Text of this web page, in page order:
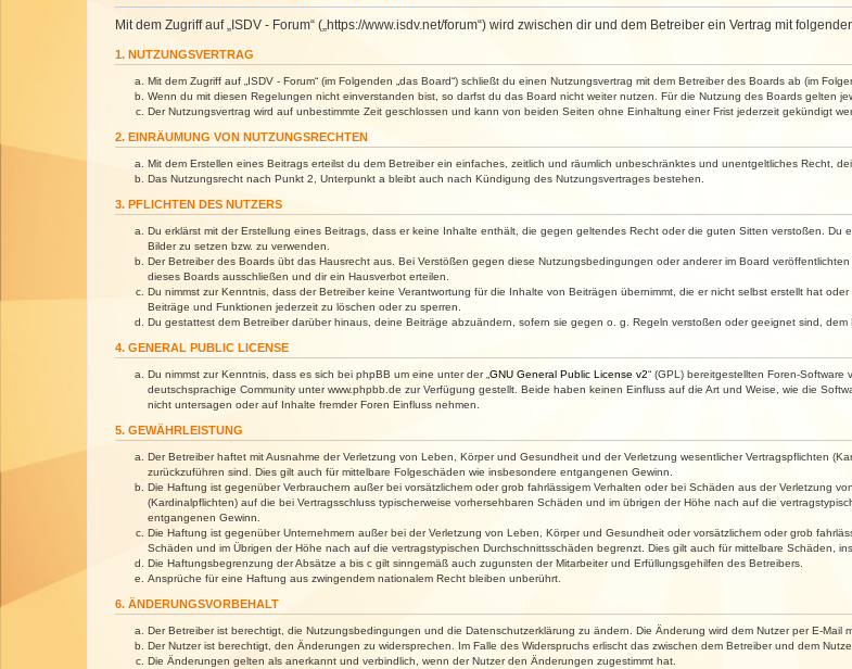
Mit dem Zugriff auf „ISDV - Forum“ („https://www.isdv.net/forum“) wird zwischen dir und dem Betreiber ein Vertrag mit
1. NUTZUNGSVERTRAG
Mit dem Zugriff auf „ISDV - Forum“ (im Folgenden „das Board“) schließt du einen Nutzungsvertrag mit dem Betreiber des Boards ab (im
Wenn du mit diesen Regelungen nicht einverstanden bist, so darfst du das Board nicht weiter nutzen. Für die Nutzung des Boards gelten
Der Nutzungsvertrag wird auf unbestimmte Zeit geschlossen und kann von beiden Seiten ohne Einhaltung einer Frist jederzeit gekündigt
2. EINRÄUMUNG VON NUTZUNGSRECHTEN
Mit dem Erstellen eines Beitrags erteilst du dem Betreiber ein einfaches, zeitlich und räumlich unbeschränktes und unentgeltliches Recht,
Das Nutzungsrecht nach Punkt 2, Unterpunkt a bleibt auch nach Kündigung des Nutzungsvertrages bestehen.
3. PFLICHTEN DES NUTZERS
Du erklärst mit der Erstellung eines Beitrags, dass er keine Inhalte enthält, die gegen geltendes Recht oder die guten Sitten verstoßen.
Bilder zu setzen bzw. zu verwenden.
Der Betreiber des Boards übt das Hausrecht aus. Bei Verstößen gegen diese Nutzungsbedingungen oder anderer im Board
dieses Boards ausschließen und dir ein Hausverbot erteilen.
Du nimmst zur Kenntnis, dass der Betreiber keine Verantwortung für die Inhalte von Beiträgen übernimmt, die er nicht selbst erstellt hat
Beiträge und Funktionen jederzeit zu löschen oder zu sperren.
Du gestattest dem Betreiber darüber hinaus, deine Beiträge abzuändern, sofern sie gegen o. g. Regeln verstoßen oder geeignet sind, dem
4. GENERAL PUBLIC LICENSE
Du nimmst zur Kenntnis, dass es sich bei phpBB um eine unter der „ GNU General Public License v2“ (GPL) bereitgestellten Foren-
deutschsprachige Community unter www.phpbb.de zur Verfügung gestellt. Beide haben keinen Einfluss auf die Art und Weise, wie die
nicht untersagen oder auf Inhalte fremder Foren Einfluss nehmen.
5. GEWÄHRLEISTUNG
Der Betreiber haftet mit Ausnahme der Verletzung von Leben, Körper und Gesundheit und der Verletzung wesentlicher Vertragspflichten
zurückzuführen sind. Dies gilt auch für mittelbare Folgeschäden wie insbesondere entgangenen Gewinn.
Die Haftung ist gegenüber Verbrauchern außer bei vorsätzlichem oder grob fahrlässigem Verhalten oder bei Schäden aus der Verletzung
(Kardinalpflichten) auf die bei Vertragsschluss typischerweise vorhersehbaren Schäden und im übrigen der Höhe nach auf die
entgangenen Gewinn.
Die Haftung ist gegenüber Unternehmern außer bei der Verletzung von Leben, Körper und Gesundheit oder vorsätzlichem oder grob
Schäden und im Übrigen der Höhe nach auf die vertragstypischen Durchschnittsschäden begrenzt. Dies gilt auch für mittelbare Schäden,
Die Haftungsbegrenzung der Absätze a bis c gilt sinngemäß auch zugunsten der Mitarbeiter und Erfüllungsgehilfen des Betreibers.
Ansprüche für eine Haftung aus zwingendem nationalem Recht bleiben unberührt.
6. ÄNDERUNGSVORBEHALT
Der Betreiber ist berechtigt, die Nutzungsbedingungen und die Datenschutzerklärung zu ändern. Die Änderung wird dem Nutzer per E-Mail
Der Nutzer ist berechtigt, den Änderungen zu widersprechen. Im Falle des Widerspruchs erlischt das zwischen dem Betreiber und dem
Die Änderungen gelten als anerkannt und verbindlich, wenn der Nutzer den Änderungen zugestimmt hat.